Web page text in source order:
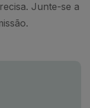
Junte-se a